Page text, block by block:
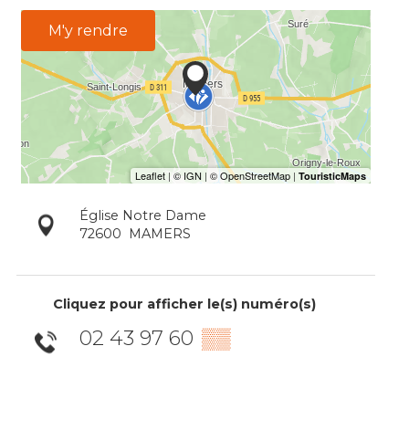
M'y rendre
Église Notre Dame
72600
MAMERS
Cliquez pour afficher le(s) numéro(s)
02 43 97 60 ▒▒